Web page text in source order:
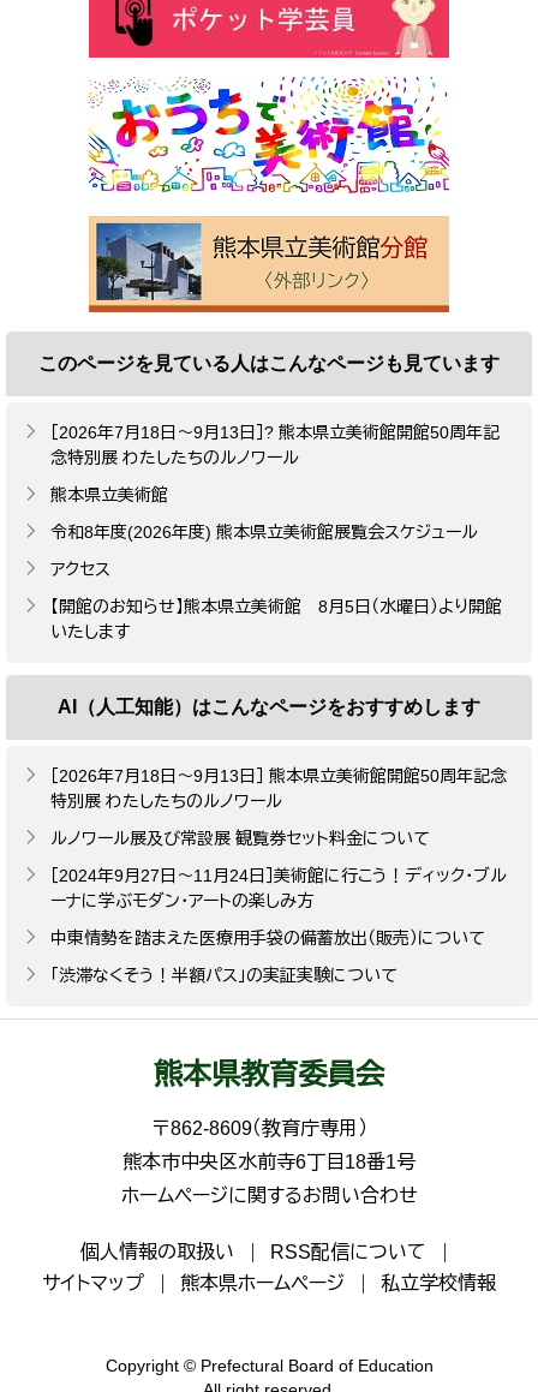
このページを見ている人はこんなページも見ています
［2026年7月18日～9月13日］? 熊本県立美術館開館50周年記
念特別展 わたしたちのルノワール
熊本県立美術館
令和8年度(2026年度) 熊本県立美術館展覧会スケジュール
アクセス
【開館のお知らせ】熊本県立美術館 8月5日（水曜日）より開館
いたします
AI（人工知能）はこんなページをおすすめします
［2026年7月18日～9月13日］​ 熊本県立美術館開館50周年記念
特別展 わたしたちのルノワール
ルノワール展及び常設展 観覧券セット料金について
［2024年9月27日～11月24日］美術館に行こう！ディック・ブル
ーナに学ぶモダン・アートの楽しみ方
中東情勢を踏まえた医療用手袋の備蓄放出（販売）について
「渋滞なくそう！半額パス」の実証実験について
熊本県教育委員会
〒862-8609（教育庁専用）
熊本市中央区水前寺6丁目18番1号
ホームページに関するお問い合わせ
個人情報の取扱い
RSS配信について
サイトマップ
熊本県ホームページ 私立学校情報
Copyright © Prefectural Board of Education